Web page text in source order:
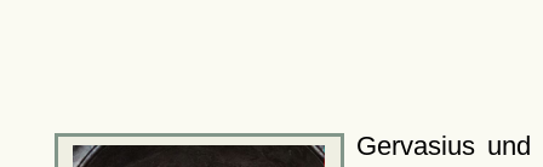
Gervasius und